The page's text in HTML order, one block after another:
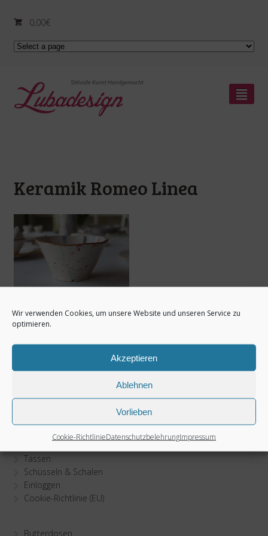
Wir verwenden Cookies, um unsere Website und unseren Service zu
optimieren.
Akzeptieren
Ablehnen
Vorlieben
Cookie-RichtlinieDatenschutzbelehrungImpressum
0,00€
²
Keramik Romeo Linea
Schüssel – Romeo
zzgl.Versandkosten
Tassen
Schüsseln & Schalen
Einloggen
Cookie-Richtlinie (EU)
Butterdosen